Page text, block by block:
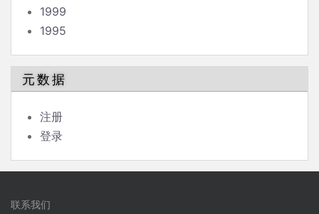
1999
1995
元数据
注册
登录
联系我们